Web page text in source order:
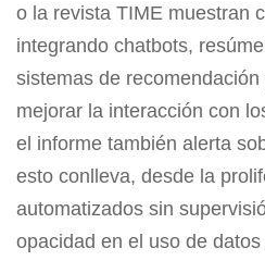
o la revista TIME muestran
integrando chatbots,
sistemas de
mejorar la interacción con
el informe también alerta
esto conlleva, desde la
automatizados sin
opacidad en el uso de